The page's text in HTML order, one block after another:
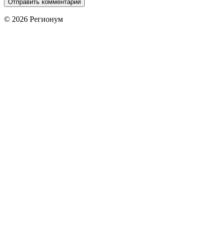
© 2026 Регионум